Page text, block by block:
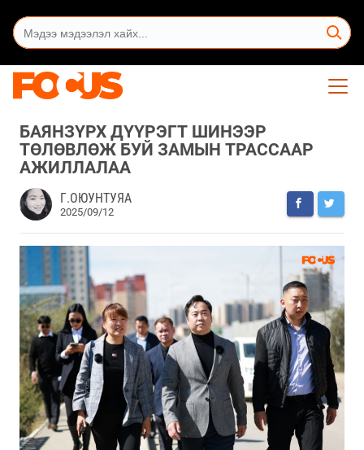
БАЯНЗҮРХ ДҮҮРЭГТ ШИНЭЭР
ТӨЛӨВЛӨЖ БУЙ ЗАМЫН ТРАССААР
АЖИЛЛАЛАА
Г.ОЮУНТУЯА
2025/09/12